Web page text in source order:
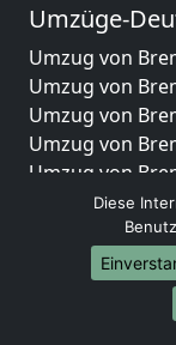
Umzüge-
Umzug von
Umzug von
Umzug von
Umzug von
Umzug von
Umzug von
Umzug von
Umzug von
Umzug von
Umzug von
Diese